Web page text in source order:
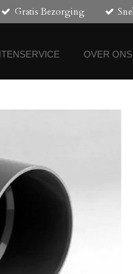
Gratis Bezorging
OVER ONS